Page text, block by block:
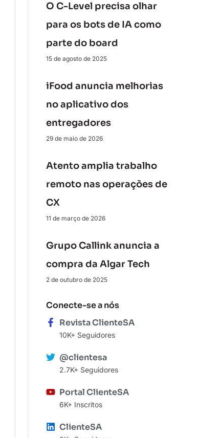
O C-Level precisa olhar
para os bots de IA como
parte do board
15 de agosto de 2025
iFood anuncia melhorias
no aplicativo dos
entregadores
29 de maio de 2026
Atento amplia trabalho
remoto nas operações de
CX
11 de março de 2026
Grupo Callink anuncia a
compra da Algar Tech
2 de outubro de 2025
Conecte-se a nós
Revista ClienteSA
10K+ Seguidores
@clientesa
2.7K+ Seguidores
Portal ClienteSA
6K+ Inscritos
ClienteSA